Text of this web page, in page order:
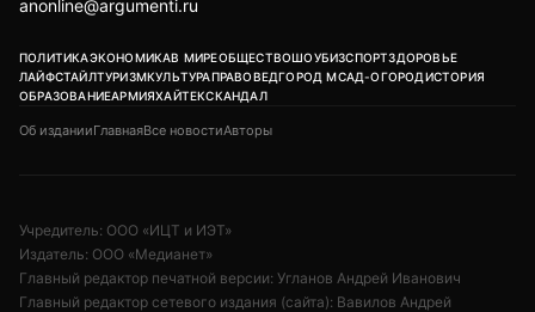
anonline@argumenti.ru
ПОЛИТИКАЭКОНОМИКАВ МИРЕОБЩЕСТВОШОУБИЗСПОРТЗДОРОВЬЕ
ЛАЙФСТАЙЛТУРИЗМКУЛЬТУРАПРАВОВЕДГОРОД МСАД-ОГОРОДИСТОРИЯ
ОБРАЗОВАНИЕАРМИЯХАЙТЕКСКАНДАЛ
Об изданииГлавнаяВсе новостиАвторы
Учредитель: ООО «ИЦТ и ИЭТ»
Издатель: ООО «Медианет»
Главный редактор печатной версии: Угланов Андрей Иванович
Главный редактор сетевого издания (сайта): Вавилов Андрей